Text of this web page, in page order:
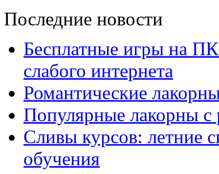
Последние новости
Бесплатные игры на
слабого интернета
Романтические
Популярные лакорны с
Сливы курсов: летние
обучения